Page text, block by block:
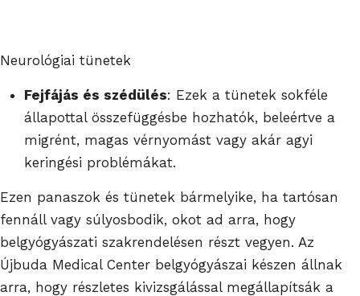
Neurológiai tünetek
Fejfájás és szédülés: Ezek a tünetek sokféle
állapottal összefüggésbe hozhatók, beleértve a
migrént, magas vérnyomást vagy akár agyi
keringési problémákat.
Ezen panaszok és tünetek bármelyike, ha tartósan
fennáll vagy súlyosbodik, okot ad arra, hogy
belgyógyászati szakrendelésen részt vegyen. Az
Újbuda Medical Center belgyógyászai készen állnak
arra, hogy részletes kivizsgálással megállapítsák a